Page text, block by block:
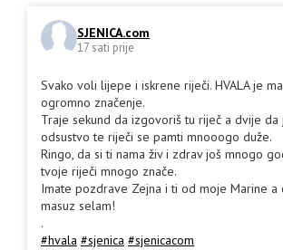
SJENICA.com
17 sati prije
Svako voli lijepe i iskrene riječi. HVALA je
ogromno značenje.
Traje sekund da izgovoriš tu riječ a dvije da
odsustvo te riječi se pamti mnooogo duže.
Ringo, da si ti nama živ i zdrav još mnogo
tvoje riječi mnogo znače.
Imate pozdrave Zejna i ti od moje Marine a
masuz selam!
.
#hvala #sjenica #sjenicacom